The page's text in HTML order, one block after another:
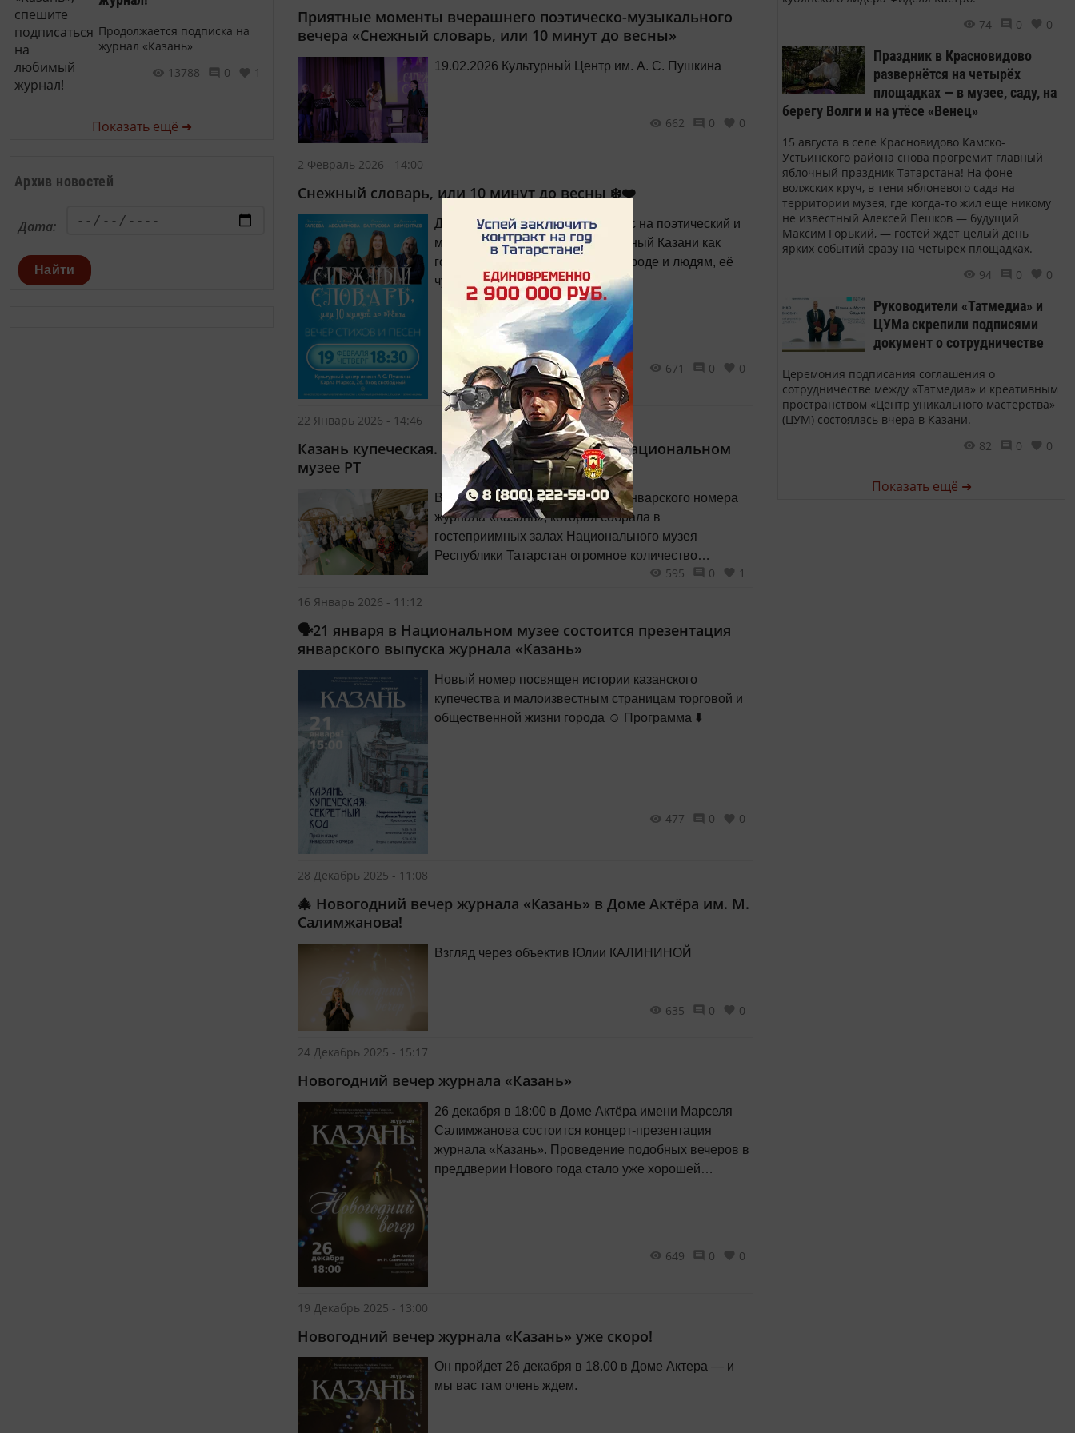
Продолжается подписка на
журнал «Казань»
13788
0 1
Показать ещё ➜
Архив новостей
Дата:
Найти
Приятные моменты вчерашнего поэтическо-музыкального
вечера «Снежный словарь, или 10 минут до весны»
19.02.2026 Культурный Центр им. А. С. Пушкина
662 0 0
2 Февраль 2026 - 14:00
Снежный словарь, или 10 минут до весны ❄️❤️
Дорогие друзья! Приглашаем Вас на поэтический и
музыкальный концерт, посвящённый Казани как
городу и явлению в мире, её природе и людям, её
чудесным музам и гению места.
671 0 0
22 Январь 2026 - 14:46
Казань купеческая. Презентация журнала в Национальном
музее РТ
Вчера состоялась презентация январского номера
журнала «Казань», которая собрала в
гостеприимных залах Национального музея
Республики Татарстан огромное количество
читателей журнала, любителей истории и жителей
595 0
1
16 Январь 2026 - 11:12
🗣21 января в Национальном музее состоится презентация
январского выпуска журнала «Казань»
Новый номер посвящен истории казанского
купечества и малоизвестным страницам торговой и
общественной жизни города ☺️ Программа ⬇️
477 0 0
28 Декабрь 2025 - 11:08
🎄 Новогодний вечер журнала «Казань» в Доме Актёра им. М.
Салимжанова!
Взгляд через объектив Юлии КАЛИНИНОЙ
635 0 0
24 Декабрь 2025 - 15:17
Новогодний вечер журнала «Казань»
26 декабря в 18:00 в Доме Актёра имени Марселя
Салимжанова состоится концерт-презентация
журнала «Казань». Проведение подобных вечеров в
преддверии Нового года стало уже хорошей
649 0 0
19 Декабрь 2025 - 13:00
Новогодний вечер журнала «Казань» уже скоро!
Он пройдет 26 декабря в 18.00 в Доме Актера — и
мы вас там очень ждем.
74
0 0
Праздник в Красновидово
развернётся на четырёх
площадках — в музее, саду, на
берегу Волги и на утёсе «Венец»
15 августа в селе Красновидово Камско-
Устьинского района снова прогремит главный
яблочный праздник Татарстана! На фоне
волжских круч, в тени яблоневого сада на
территории музея, где когда-то жил еще никому
не известный Алексей Пешков — будущий
Максим Горький, — гостей ждёт целый день
ярких событий сразу на четырёх площадках.
94
0 0
Руководители «Татмедиа» и
ЦУМа скрепили подписями
документ о сотрудничестве
Церемония подписания соглашения о
сотрудничестве между «Татмедиа» и креативным
пространством «Центр уникального мастерства»
(ЦУМ) состоялась вчера в Казани.
82
0 0
Показать ещё ➜